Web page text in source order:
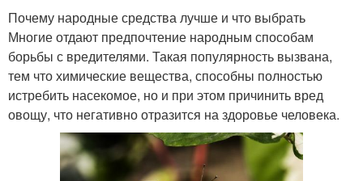
Почему народные средства лучше и что выбрать
Многие отдают предпочтение народным способам
борьбы с вредителями. Такая популярность вызвана,
тем что химические вещества, способны полностью
истребить насекомое, но и при этом причинить вред
овощу, что негативно отразится на здоровье человека.